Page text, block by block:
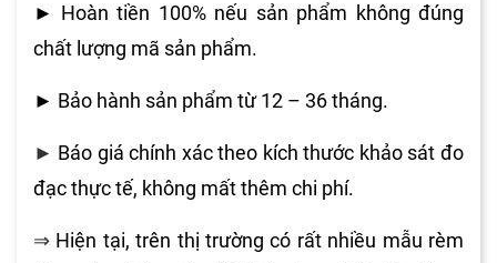
► Hoàn tiền 100% nếu sản phẩm không đúng
chất lượng mã sản phẩm.
► Bảo hành sản phẩm từ 12 – 36 tháng.
► Báo giá chính xác theo kích thước khảo sát đo
đạc thực tế, không mất thêm chi phí.
⇒ Hiện tại, trên thị trường có rất nhiều mẫu rèm